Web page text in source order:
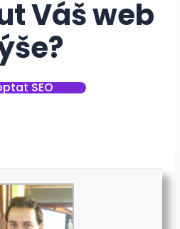
Váš web
SEO